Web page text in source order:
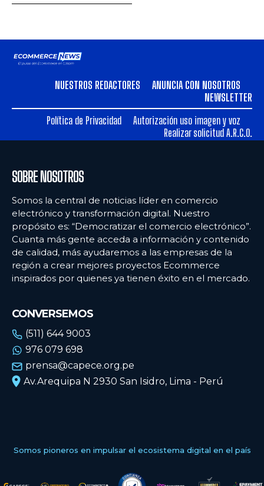
NUESTROS REDACTORES
ANUNCIA CON NOSOTROS
NEWSLETTER
Política de Privacidad
Autorización uso imagen y voz
Realizar solicitud A.R.C.O.
SOBRE NOSOTROS
Somos la central de noticias líder en comercio
electrónico y transformación digital. Nuestro
propósito es: “Democratizar el comercio electrónico”.
Cuanta más gente acceda a información y contenido
de calidad, más ayudaremos a las empresas de la
región a crear mejores proyectos Ecommerce
inspirados por quienes ya tienen éxito en el mercado.
CONVERSEMOS
(511) 644 9003
976 079 698
prensa@capece.org.pe
Av.Arequipa N 2930 San Isidro, Lima - Perú
Somos pioneros en impulsar el ecosistema digital en el país